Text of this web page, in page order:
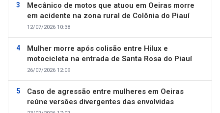
Mecânico de motos que atuou em Oeiras morre
em acidente na zona rural de Colônia do Piauí
12/07/2026 10:38
Mulher morre após colisão entre Hilux e
motocicleta na entrada de Santa Rosa do Piauí
26/07/2026 12:09
Caso de agressão entre mulheres em Oeiras
reúne versões divergentes das envolvidas